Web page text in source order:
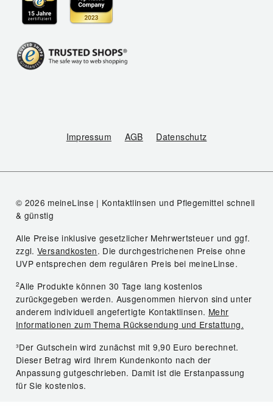
Impressum AGB Datenschutz
© 2026 meineLinse | Kontaktlinsen und Pflegemittel schnell
& günstig
Alle Preise inklusive gesetzlicher Mehrwertsteuer und ggf.
zzgl.Versandkosten. Die durchgestrichenen Preise ohne
UVP entsprechen dem regulären Preis bei meineLinse.
2Alle Produkte können 30 Tage lang kostenlos
zurückgegeben werden. Ausgenommen hiervon sind unter
anderem individuell angefertigte Kontaktlinsen. Mehr
Informationen zum Thema Rücksendung und Erstattung.
³Der Gutschein wird zunächst mit 9,90 Euro berechnet.
Dieser Betrag wird Ihrem Kundenkonto nach der
Anpassung gutgeschrieben. Damit ist die Erstanpassung
für Sie kostenlos.